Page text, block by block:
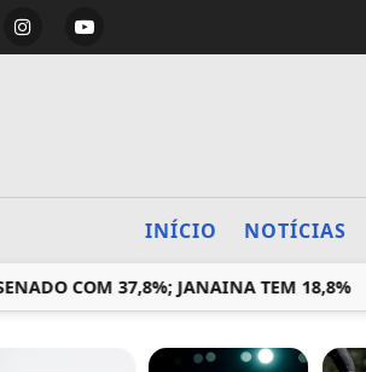
INÍCIO NOTÍCIAS
COM 37,8%; JANAINA TEM 18,8%